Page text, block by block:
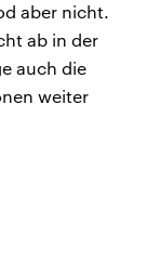
aber nicht.
ab in der
auch die
weiter